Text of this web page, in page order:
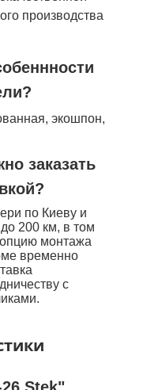
производства
экошпон,
заказать
по Киеву и
200 км, в том
опцию монтажа
временно
с
Stek"